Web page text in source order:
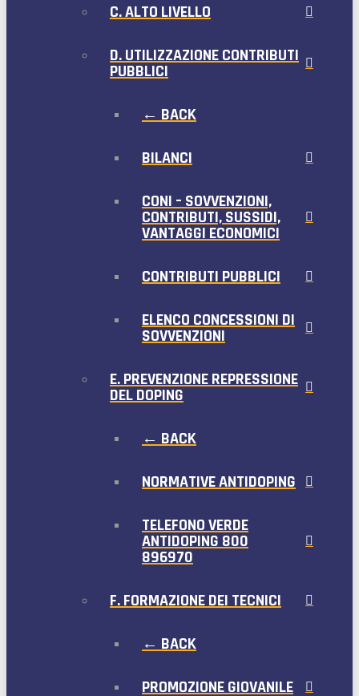
C. ALTO LIVELLO
D. UTILIZZAZIONE CONTRIBUTI
PUBBLICI
← BACK
BILANCI
CONI – SOVVENZIONI,
CONTRIBUTI, SUSSIDI,
VANTAGGI ECONOMICI
CONTRIBUTI PUBBLICI
ELENCO CONCESSIONI DI
SOVVENZIONI
E. PREVENZIONE REPRESSIONE
DEL DOPING
← BACK
NORMATIVE ANTIDOPING
TELEFONO VERDE
ANTIDOPING 800
896970
F. FORMAZIONE DEI TECNICI
← BACK
PROMOZIONE GIOVANILE